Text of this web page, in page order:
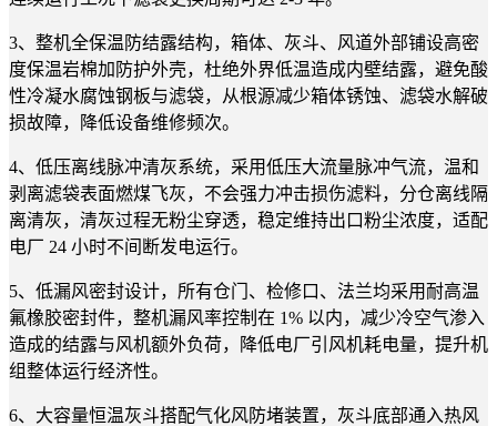
3、整机全保温防结露结构，箱体、灰斗、风道外部铺设高密
度保温岩棉加防护外壳，杜绝外界低温造成内壁结露，避免酸
性冷凝水腐蚀钢板与滤袋，从根源减少箱体锈蚀、滤袋水解破
损故障，降低设备维修频次。
4、低压离线脉冲清灰系统，采用低压大流量脉冲气流，温和
剥离滤袋表面燃煤飞灰，不会强力冲击损伤滤料，分仓离线隔
离清灰，清灰过程无粉尘穿透，稳定维持出口粉尘浓度，适配
电厂 24 小时不间断发电运行。
5、低漏风密封设计，所有仓门、检修口、法兰均采用耐高温
氟橡胶密封件，整机漏风率控制在 1% 以内，减少冷空气渗入
造成的结露与风机额外负荷，降低电厂引风机耗电量，提升机
组整体运行经济性。
6、大容量恒温灰斗搭配气化风防堵装置，灰斗底部通入热风